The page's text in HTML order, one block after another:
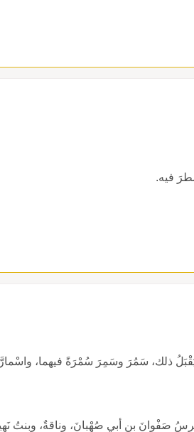
فيه.
ذلك، سَمُرَ وسَمِرَ سُمْرَةً فيهما،
صَفْوانَ بنِ أبي صُهْبانَ، وناقةٌ، وبنتُ